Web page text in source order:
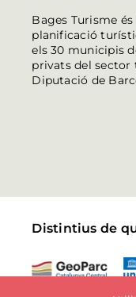
Bages Turisme
planificació
els 30 municipis
privats del sector
Diputació de
Distintius de